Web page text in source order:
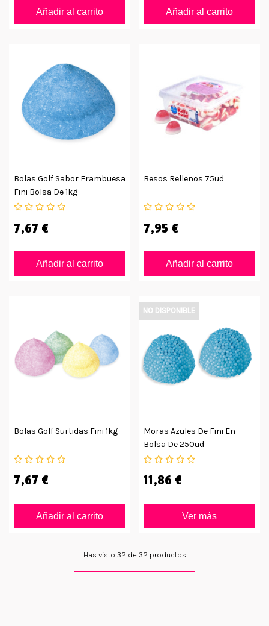
Añadir al carrito Añadir al carrito
Bolas Golf Sabor Frambuesa
Fini Bolsa De 1kg
7,67 €
Añadir al carrito
Besos Rellenos 75ud
7,95 €
Añadir al carrito
Bolas Golf Surtidas Fini 1kg
7,67 €
Añadir al carrito
Moras Azules De Fini En
Bolsa De 250ud
11,86 €
Ver más
NO DISPONIBLE
Has visto 32 de 32 productos